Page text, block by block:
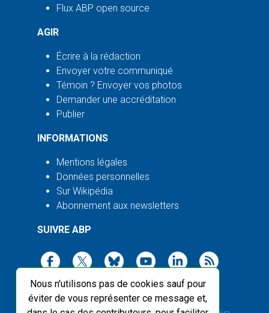
Nous n'utilisons pas de cookies sauf pour
éviter de vous représenter ce message et,
Flux ABP open source
AGIR
Écrire à la rédaction
Envoyer votre communiqué
Témoin ? Envoyer vos photos
Demander une accréditation
Publier
INFORMATIONS
Mentions légales
Données personnelles
Sur Wikipédia
Abonnement aux newsletters
SUIVRE ABP